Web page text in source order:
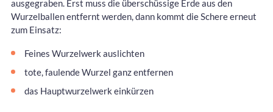
ausgegraben. Erst muss die überschüssige Erde aus den
Wurzelballen entfernt werden, dann kommt die Schere erneut
zum Einsatz:
Feines Wurzelwerk auslichten
tote, faulende Wurzel ganz entfernen
das Hauptwurzelwerk einkürzen